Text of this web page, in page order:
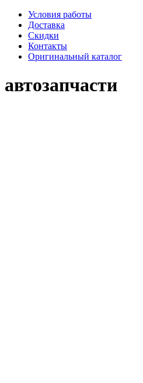
Условия работы
Доставка
Скидки
Контакты
Оригинальный каталог
автозапчасти